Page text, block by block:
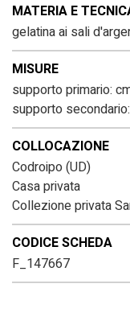
MATERIA E
gelatina ai sali
MISURE
supporto primario:
supporto
COLLOCAZIONE
Codroipo (UD)
Casa privata
Collezione privata
CODICE SCHEDA
F_147667